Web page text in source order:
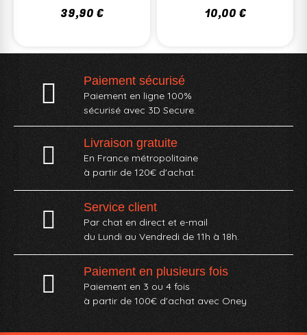
39,90 € 10,00 €
Paiement sécurisé
Paiement en ligne 100%
sécurisé avec 3D Secure.
Livraison gratuite
En France métropolitaine
à partir de 120€ d'achat.
Service client
Par chat en direct et e-mail
du Lundi au Vendredi de 11h à 18h.
Paiement en plusieurs fois
Paiement en 3 ou 4 fois
à partir de 100€ d'achat avec Oney​